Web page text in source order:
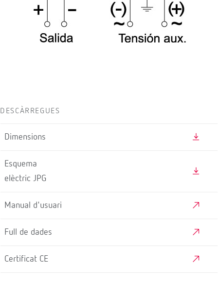
DESCÀRREGUES
Dimensions
Esquema
elèctric JPG
Manual d'usuari
Full de dades
Certificat CE